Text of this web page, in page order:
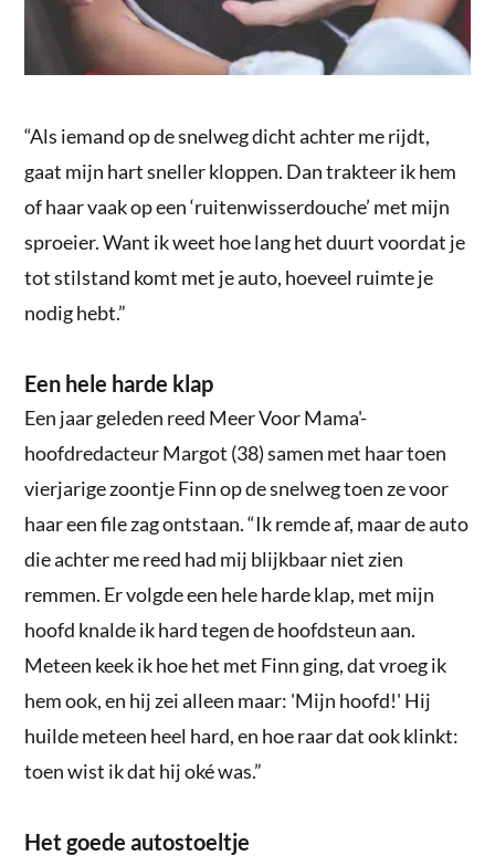
“Als iemand op de snelweg dicht achter me rijdt,
gaat mijn hart sneller kloppen. Dan trakteer ik hem
of haar vaak op een ‘ruitenwisserdouche’ met mijn
sproeier. Want ik weet hoe lang het duurt voordat je
tot stilstand komt met je auto, hoeveel ruimte je
nodig hebt.”
Een hele harde klap
Een jaar geleden reed Meer Voor Mama'-
hoofdredacteur Margot (38) samen met haar toen
vierjarige zoontje Finn op de snelweg toen ze voor
haar een file zag ontstaan. “Ik remde af, maar de auto
die achter me reed had mij blijkbaar niet zien
remmen. Er volgde een hele harde klap, met mijn
hoofd knalde ik hard tegen de hoofdsteun aan.
Meteen keek ik hoe het met Finn ging, dat vroeg ik
hem ook, en hij zei alleen maar: 'Mijn hoofd!' Hij
huilde meteen heel hard, en hoe raar dat ook klinkt:
toen wist ik dat hij oké was.”
Het goede autostoeltje